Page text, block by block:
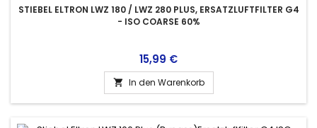
STIEBEL ELTRON LWZ 180 / LWZ 280 PLUS, ERSATZLUFTFILTER G4
- ISO COARSE 60%
Preis
15,99 €
 In den Warenkorb